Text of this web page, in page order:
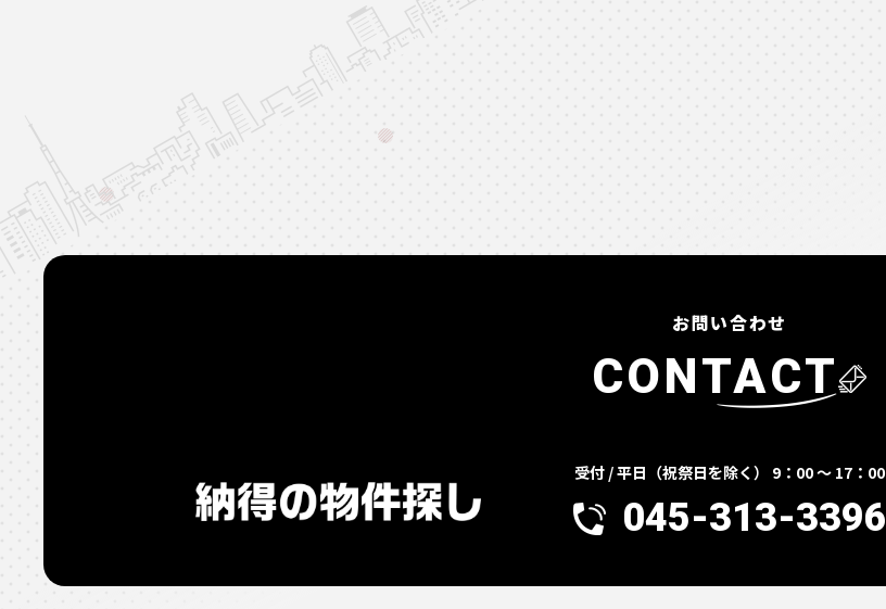
お問い合わせ
CONTACT
受付 / 平日（祝祭日を除く） 9：00 ～ 17：00
045-313-3396